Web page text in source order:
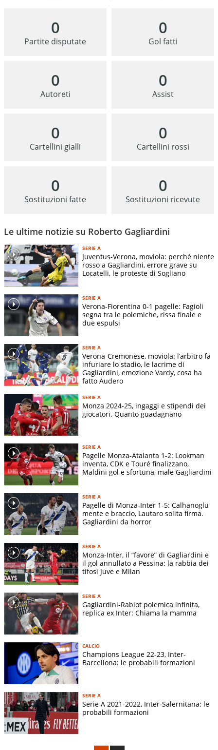
0
Partite disputate
0
Gol fatti
0
Autoreti
0
Assist
0
Cartellini gialli
0
Cartellini rossi
0
Sostituzioni fatte
0
Sostituzioni ricevute
Le ultime notizie su Roberto Gagliardini
SERIE A
Juventus-Verona, moviola: perché niente
rosso a Gagliardini, errore grave su
Locatelli, le proteste di Sogliano
SERIE A
Verona-Fiorentina 0-1 pagelle: Fagioli
segna tra le polemiche, rissa finale e
due espulsi
SERIE A
Verona-Cremonese, moviola: l’arbitro fa
infuriare lo stadio, le lacrime di
Gagliardini, emozione Vardy, cosa ha
fatto Audero
SERIE A
Monza 2024-25, ingaggi e stipendi dei
giocatori. Quanto guadagnano
SERIE A
Pagelle Monza-Atalanta 1-2: Lookman
inventa, CDK e Touré finalizzano,
Maldini gol e sfortuna, male Gagliardini
SERIE A
Pagelle di Monza-Inter 1-5: Calhanoglu
mente e braccio, Lautaro solita firma.
Gagliardini da horror
SERIE A
Monza-Inter, il “favore” di Gagliardini e
il gol annullato a Pessina: la rabbia dei
tifosi Juve e Milan
SERIE A
Gagliardini-Rabiot polemica infinita,
replica ex Inter: Chiama la mamma
CALCIO
Champions League 22-23, Inter-
Barcellona: le probabili formazioni
SERIE A
Serie A 2021-2022, Inter-Salernitana: le
probabili formazioni